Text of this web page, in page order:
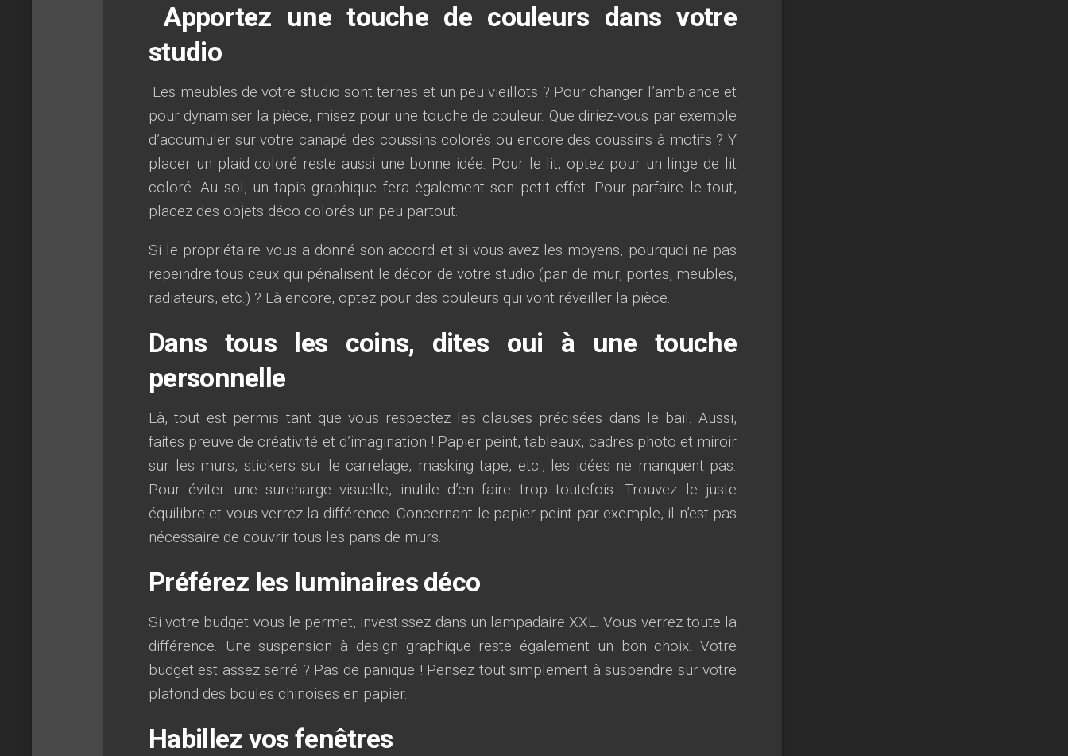
Apportez une touche de couleurs dans votre
studio
Les meubles de votre studio sont ternes et un peu vieillots ? Pour changer l’ambiance et
pour dynamiser la pièce, misez pour une touche de couleur. Que diriez-vous par exemple
d’accumuler sur votre canapé des coussins colorés ou encore des coussins à motifs ? Y
placer un plaid coloré reste aussi une bonne idée. Pour le lit, optez pour un linge de lit
coloré. Au sol, un tapis graphique fera également son petit effet. Pour parfaire le tout,
placez des objets déco colorés un peu partout.
Si le propriétaire vous a donné son accord et si vous avez les moyens, pourquoi ne pas
repeindre tous ceux qui pénalisent le décor de votre studio (pan de mur, portes, meubles,
radiateurs, etc.) ? Là encore, optez pour des couleurs qui vont réveiller la pièce.
Dans tous les coins, dites oui à une touche
personnelle
Là, tout est permis tant que vous respectez les clauses précisées dans le bail. Aussi,
faites preuve de créativité et d’imagination ! Papier peint, tableaux, cadres photo et miroir
sur les murs, stickers sur le carrelage, masking tape, etc., les idées ne manquent pas.
Pour éviter une surcharge visuelle, inutile d’en faire trop toutefois. Trouvez le juste
équilibre et vous verrez la différence. Concernant le papier peint par exemple, il n’est pas
nécessaire de couvrir tous les pans de murs.
Préférez les luminaires déco
Si votre budget vous le permet, investissez dans un lampadaire XXL. Vous verrez toute la
différence. Une suspension à design graphique reste également un bon choix. Votre
budget est assez serré ? Pas de panique ! Pensez tout simplement à suspendre sur votre
plafond des boules chinoises en papier.
Habillez vos fenêtres